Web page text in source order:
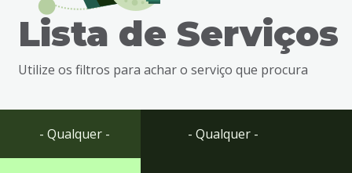
busca
Ir
rodapé
Lista de Serviços
Utilize os filtros para achar o serviço que procura
- Qualquer - - Qualquer -